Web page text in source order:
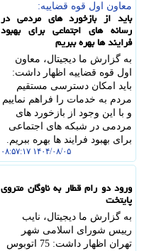
معاون اول قوه قضاییه:
باید از بازخورد های مردمی در
رسانه های اجتماعی برای بهبود
فرایند ها بهره ببریم
به گزارش ما دیجیتال، معاون
اول قوه قضاییه اظهار داشت:
باید امکان دسترسی مستقیم
مردم به خدمات را فراهم نماییم
و با این وجود از بازخورد های
مردمی در شبکه های اجتماعی
برای بهبود فرایند ها بهره ببریم.
۱۴۰۴/۰۸/۰۵ ۰۸:۵۷:۱۷
ورود دو رام قطار به ناوگان متروی
پایتخت
به گزارش ما دیجیتال، نایب
رییس شورای اسلامی شهر
تهران اظهار داشت: 75 اتوبوس